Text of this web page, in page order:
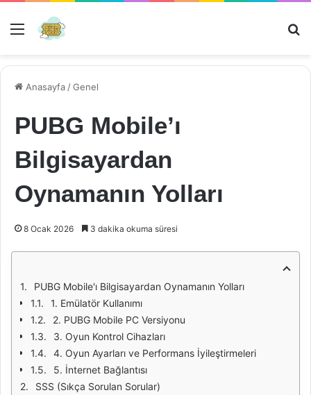
Menü
Anasayfa /Genel
PUBG Mobile’ı
Bilgisayardan
Oynamanın Yolları
8 Ocak 2026 3 dakika okuma süresi
PUBG Mobile'ı Bilgisayardan Oynamanın Yolları
1. Emülatör Kullanımı
2. PUBG Mobile PC Versiyonu
3. Oyun Kontrol Cihazları
4. Oyun Ayarları ve Performans İyileştirmeleri
5. İnternet Bağlantısı
SSS (Sıkça Sorulan Sorular)